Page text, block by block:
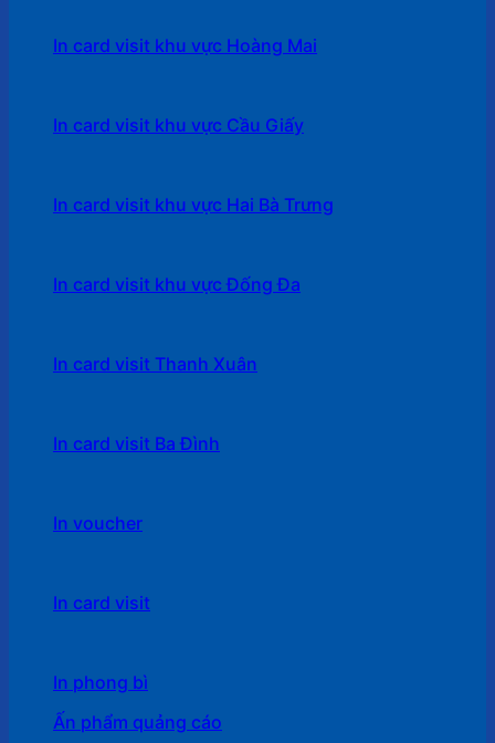
In card visit khu vực Hoàng Mai
In card visit khu vực Cầu Giấy
In card visit khu vực Hai Bà Trưng
In card visit khu vực Đống Đa
In card visit Thanh Xuân
In card visit Ba Đình
In voucher
In card visit
In phong bì
Ấn phẩm quảng cáo